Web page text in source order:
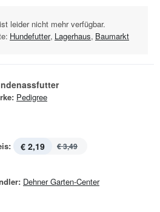
leider nicht mehr verfügbar.
Hundefutter, Lagerhaus, Baumarkt
Pedigree
€ 2,19 € 3,49
Dehner Garten-Center